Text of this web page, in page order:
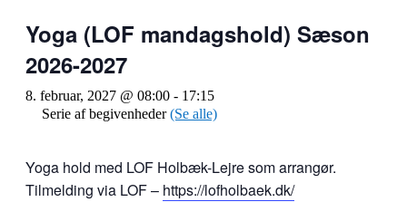
Yoga (LOF mandagshold) Sæson
2026-2027
8. februar, 2027 @ 08:00 - 17:15
Serie af begivenheder(Se alle)
Yoga hold med LOF Holbæk-Lejre som arrangør.
Tilmelding via LOF – https://lofholbaek.dk/